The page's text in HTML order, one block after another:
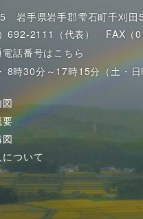
岩手県岩手郡雫石町千刈田
692-2111（代表）
FAX（
話番号はこちら
時30分～17時15分（土・日
図
要
ついて